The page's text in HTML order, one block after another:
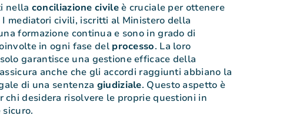
nella conciliazione civileè cruciale per ottenere
mediatori civili, iscritti al Ministero della
formazione continua e sono in grado di
in ogni fase del processo. La loro
garantisce una gestione efficace della
anche che gli accordi raggiunti abbiano la
di una sentenza giudiziale. Questo aspetto è
chi desidera risolvere le proprie questioni in